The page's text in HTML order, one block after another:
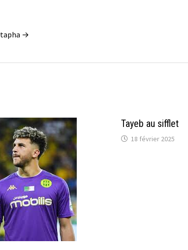
→
Tayeb au sifflet
18 février 2025